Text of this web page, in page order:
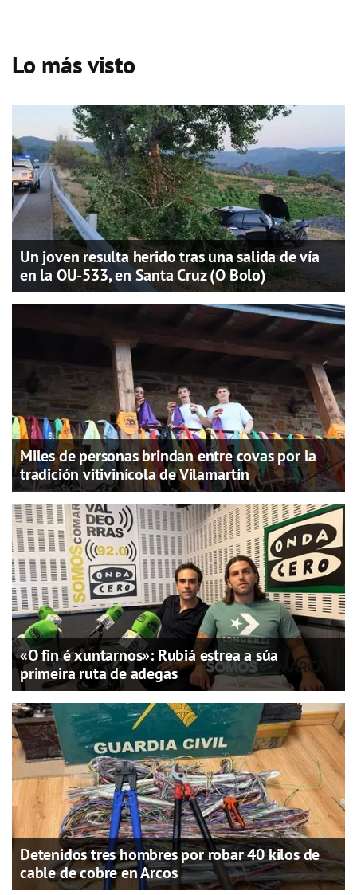
Lo más visto
Un joven resulta herido tras una salida de vía
en la OU-533, en Santa Cruz (O Bolo)
Miles de personas brindan entre covas por la
tradición vitivinícola de Vilamartín
«O fin é xuntarnos»: Rubiá estrea a súa
primeira ruta de adegas
Detenidos tres hombres por robar 40 kilos de
cable de cobre en Arcos